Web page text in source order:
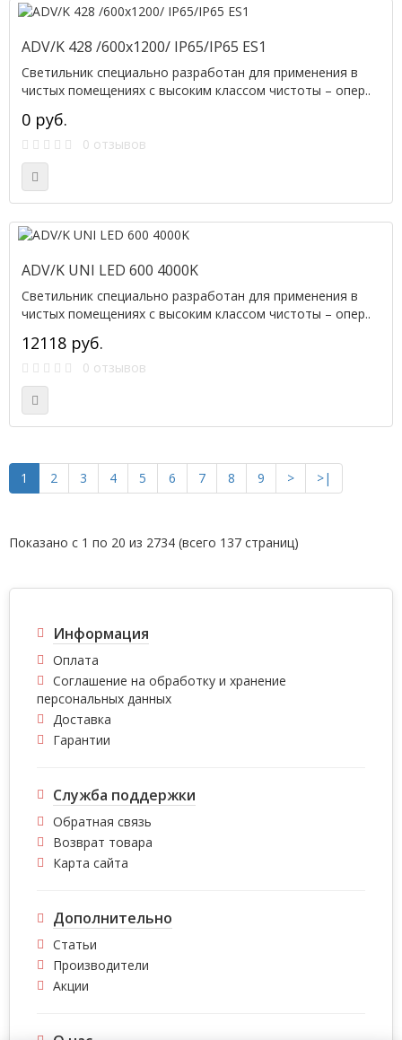
ADV/K 428 /600x1200/ IP65/IP65 ES1
Светильник специально разработан для применения в
чистых помещениях с высоким классом чистоты – опер..
0 руб.
0 отзывов
ADV/K UNI LED 600 4000K
Светильник специально разработан для применения в
чистых помещениях с высоким классом чистоты – опер..
12118 руб.
0 отзывов
1 2 3 4 5 6 7 8 9 > >|
Показано с 1 по 20 из 2734 (всего 137 страниц)
Информация
Оплата
Соглашение на обработку и хранение
персональных данных
Доставка
Гарантии
Служба поддержки
Обратная связь
Возврат товара
Карта сайта
Дополнительно
Статьи
Производители
Акции